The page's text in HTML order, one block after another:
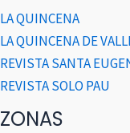
LA QUINCENA
LA QUINCENA DE
REVISTA SANTA
REVISTA SOLO PAU
ZONAS